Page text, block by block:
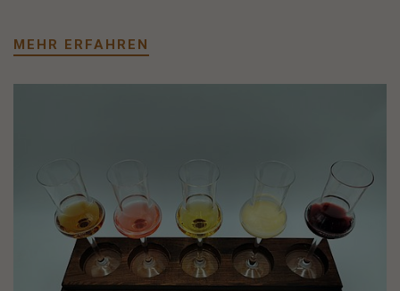
MEHR ERFAHREN